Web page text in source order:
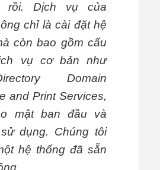
rồi. Dịch vụ của
chỉ là cài đặt hệ
còn bao gồm cấu
vụ cơ bản như
Domain
and Print Services,
mật ban đầu và
dụng. Chúng tôi
hệ thống đã sẵn